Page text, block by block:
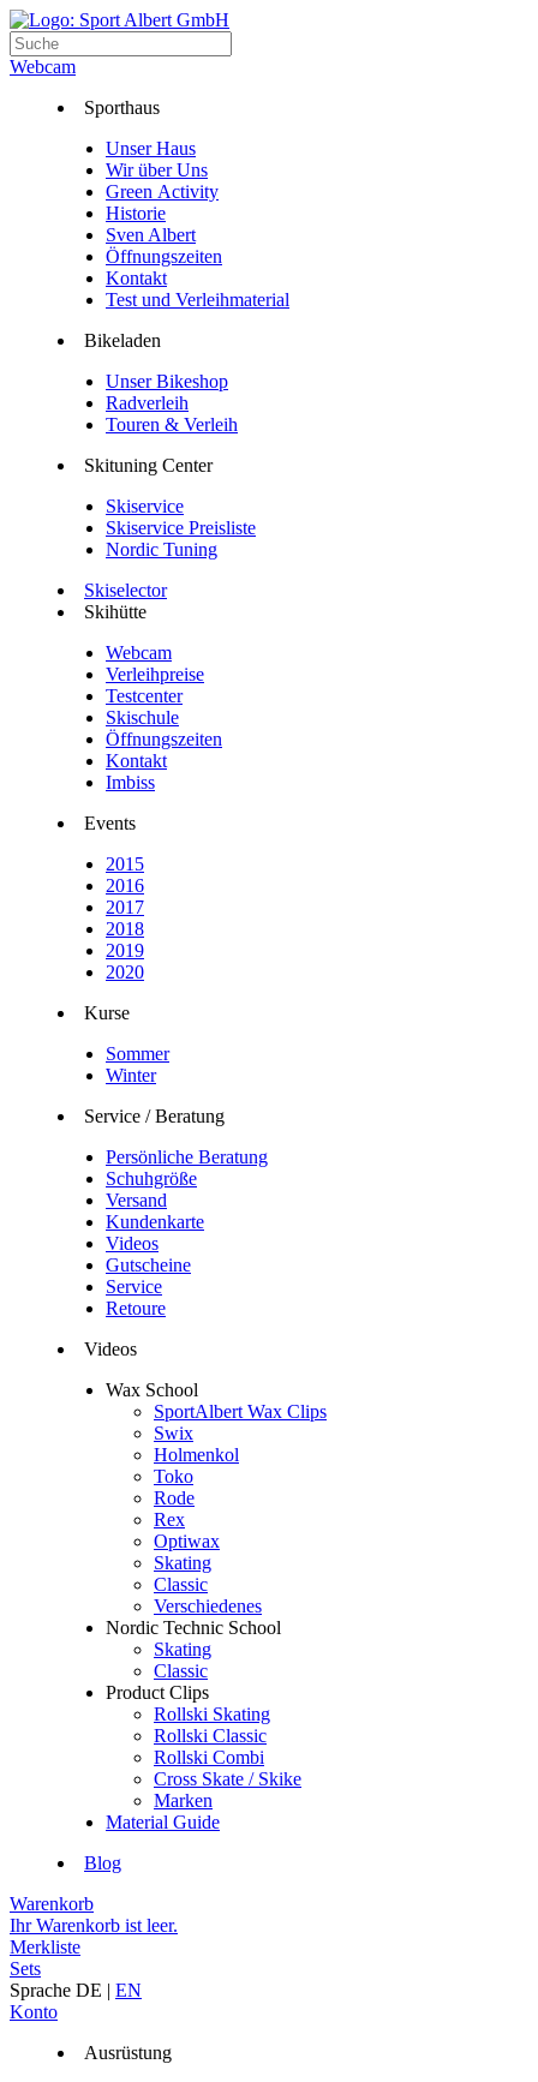
Webcam
Sporthaus
Unser Haus
Wir über Uns
Green Activity
Historie
Sven Albert
Öffnungszeiten
Kontakt
Test und Verleihmaterial
Bikeladen
Unser Bikeshop
Radverleih
Touren & Verleih
Skituning Center
Skiservice
Skiservice Preisliste
Nordic Tuning
Skiselector
Skihütte
Webcam
Verleihpreise
Testcenter
Skischule
Öffnungszeiten
Kontakt
Imbiss
Events
2015
2016
2017
2018
2019
2020
Kurse
Sommer
Winter
Service / Beratung
Persönliche Beratung
Schuhgröße
Versand
Kundenkarte
Videos
Gutscheine
Service
Retoure
Videos
Wax School
SportAlbert Wax Clips
Swix
Holmenkol
Toko
Rode
Rex
Optiwax
Skating
Classic
Verschiedenes
Nordic Technic School
Skating
Classic
Product Clips
Rollski Skating
Rollski Classic
Rollski Combi
Cross Skate / Skike
Marken
Material Guide
Blog
Warenkorb
Ihr Warenkorb ist leer.
Merkliste
Sets
Sprache DE | EN
Konto
Ausrüstung